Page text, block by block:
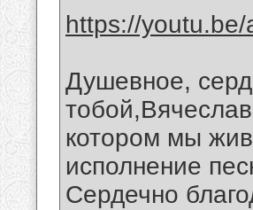
https://
Душевное,
котором мы
исполнение
Сердечно